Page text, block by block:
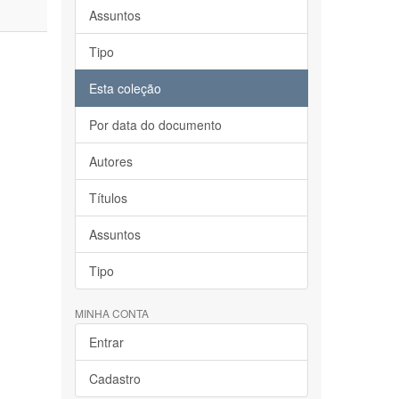
Assuntos
Tipo
Esta coleção
Por data do documento
Autores
Títulos
Assuntos
Tipo
MINHA CONTA
Entrar
Cadastro